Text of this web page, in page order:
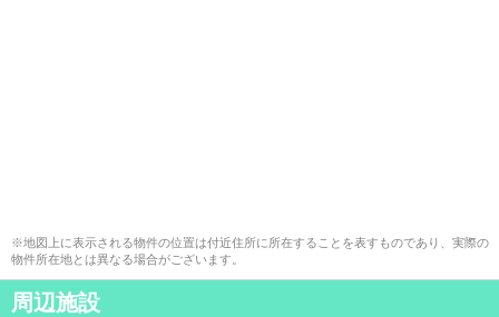
※地図上に表示される物件の位置は付近住所に所在することを表すものであり、実際の
物件所在地とは異なる場合がございます。
周辺施設